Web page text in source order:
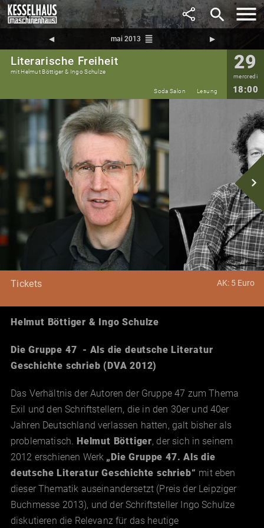
search
◀︎ mai 2013 reorder ▶︎
Literarische Freiheit
mit Helmut Böttiger & Ingo Schulze 29
mercredi
18:00
Soda Salon Lesung
navigate_next
Tickets AK: 5 Euro
Helmut Böttiger & Ingo Schulze
Die Gruppe 47 - Als die deutsche Literatur
Geschichte schrieb (DVA 2012)
Das Verhältnis der Autoren der Gruppe 47 zum Thema
Exil und den Schriftstellern, die in den 30er und 40er
Jahren Deutschland verlassen hatten, galt bisher als
problematisch. Helmut Böttiger, der sich in seinem
2012 erschienen Werk „Die Gruppe 47. Als die
deutsche Literatur Geschichte schrieb“ mit eben
dieser Thematik auseinandersetzt (Preis der Leipziger
Buchmesse 2013), und der Schriftsteller Ingo Schulze
diskutieren die Relevanz für das heutige